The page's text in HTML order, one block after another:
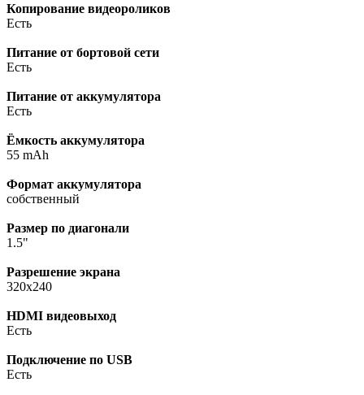
Копирование видеороликов
Есть
Питание от бортовой сети
Есть
Питание от аккумулятора
Есть
Ёмкость аккумулятора
55 mAh
Формат аккумулятора
собственный
Размер по диагонали
1.5"
Разрешение экрана
320x240
HDMI видеовыход
Есть
Подключение по USB
Есть